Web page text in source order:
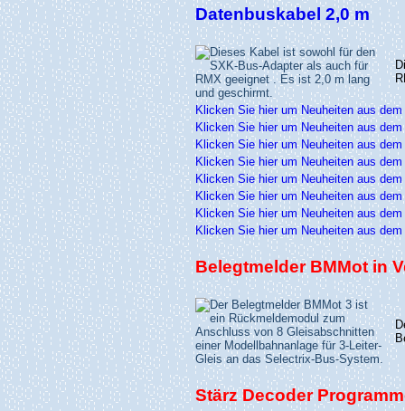
Datenbuskabel 2,0 m
Klicken Sie hier um Neuheiten aus
Klicken Sie hier um Neuheiten aus
Klicken Sie hier um Neuheiten aus
Klicken Sie hier um Neuheiten aus
Klicken Sie hier um Neuheiten aus
Klicken Sie hier um Neuheiten aus
Klicken Sie hier um Neuheiten aus
Klicken Sie hier um Neuheiten aus
Belegtmelder BMMot in
Stärz Decoder